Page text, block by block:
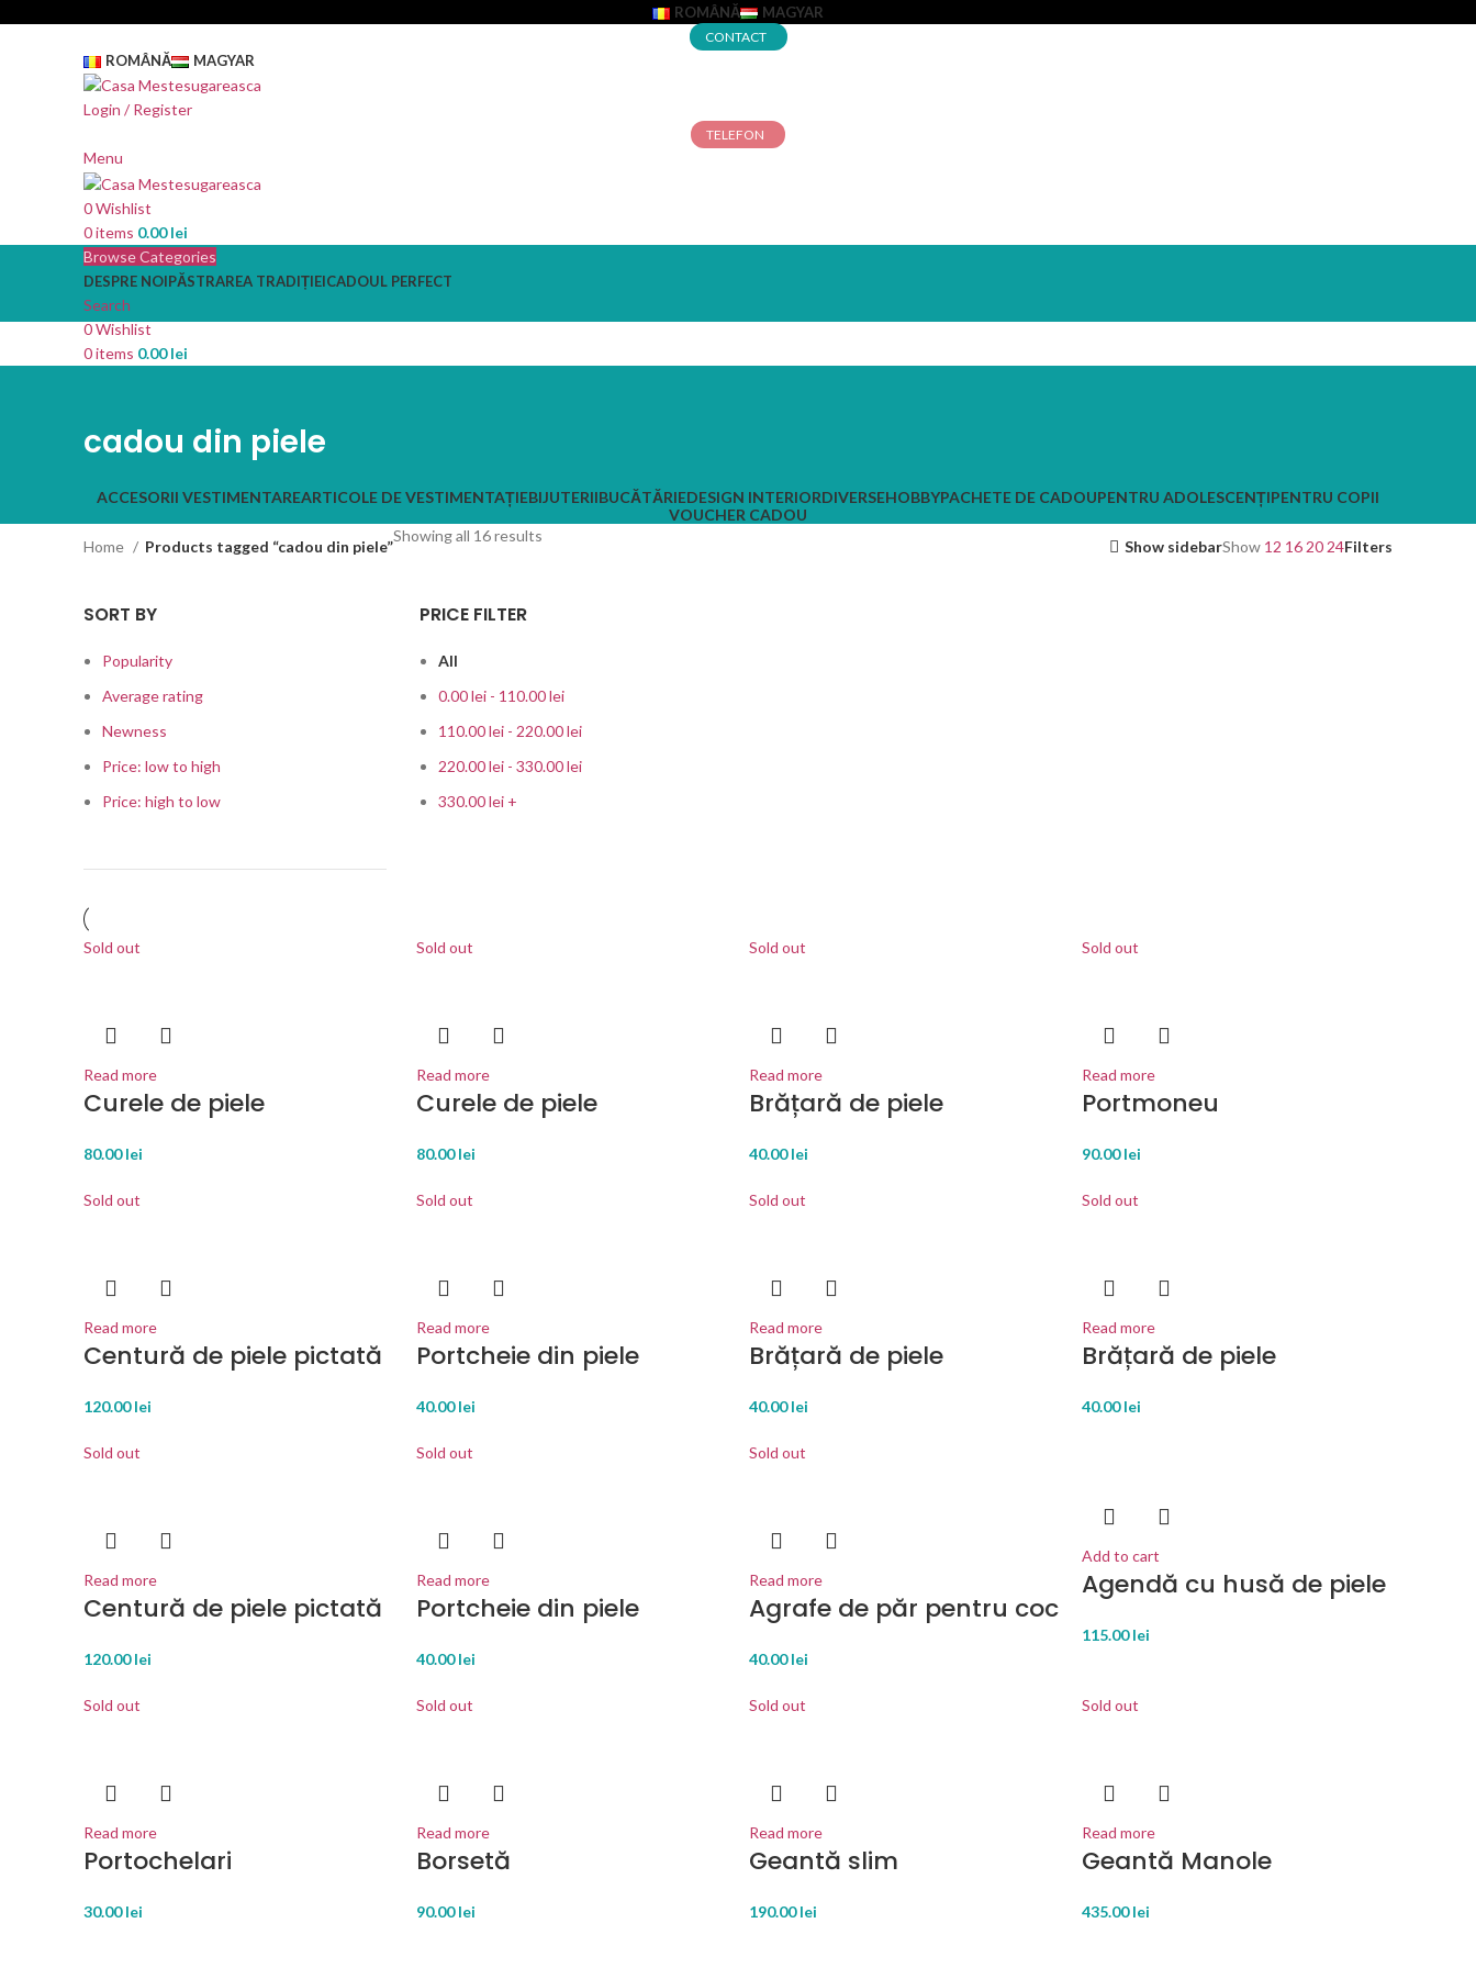
ROMÂNĂ MAGYAR
CONTACT
ROMÂNĂ MAGYAR
Login / Register
TELEFON
Menu
0Wishlist
0items 0.00lei
Browse Categories
DESPRE NOIPĂSTRAREA TRADIȚIEICADOUL PERFECT
Search
0Wishlist
0items 0.00lei
cadou din piele
ACCESORII VESTIMENTAREARTICOLE DE VESTIMENTAȚIEBIJUTERIIBUCĂTĂRIEDESIGN INTERIORDIVERSEHOBBYPACHETE DE CADOUPENTRU ADOLESCENȚIPENTRU COPII
VOUCHER CADOU
Home
Products tagged “cadou din piele”
Showing all 16 results
Show sidebarShow 12 16 20 24Filters
SORT BY
Popularity
Average rating
Newness
Price: low to high
Price: high to low
PRICE FILTER
All
0.00lei- 110.00lei
110.00lei- 220.00lei
220.00lei- 330.00lei
330.00lei+
Sold out
Read more
Curele de piele
80.00lei
Sold out
Read more
Curele de piele
80.00lei
Sold out
Read more
Brățară de piele
40.00lei
Sold out
Read more
Portmoneu
90.00lei
Sold out
Read more
Centură de piele pictată
120.00lei
Sold out
Read more
Portcheie din piele
40.00lei
Sold out
Read more
Brățară de piele
40.00lei
Sold out
Read more
Brățară de piele
40.00lei
Sold out
Read more
Centură de piele pictată
120.00lei
Sold out
Read more
Portcheie din piele
40.00lei
Sold out
Read more
Agrafe de păr pentru coc
40.00lei
Add to cart
Agendă cu husă de piele
115.00lei
Sold out
Read more
Portochelari
30.00lei
Sold out
Read more
Borsetă
90.00lei
Sold out
Read more
Geantă slim
190.00lei
Sold out
Read more
Geantă Manole
435.00lei